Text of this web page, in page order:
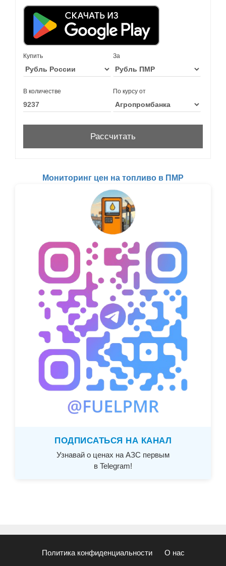
Купить За
В количестве По курсу от
Мониторинг цен на топливо в ПМР
ПОДПИСАТЬСЯ НА КАНАЛ
Узнавай о ценах на АЗС первым
в Telegram!
Политика конфиденциальности О нас